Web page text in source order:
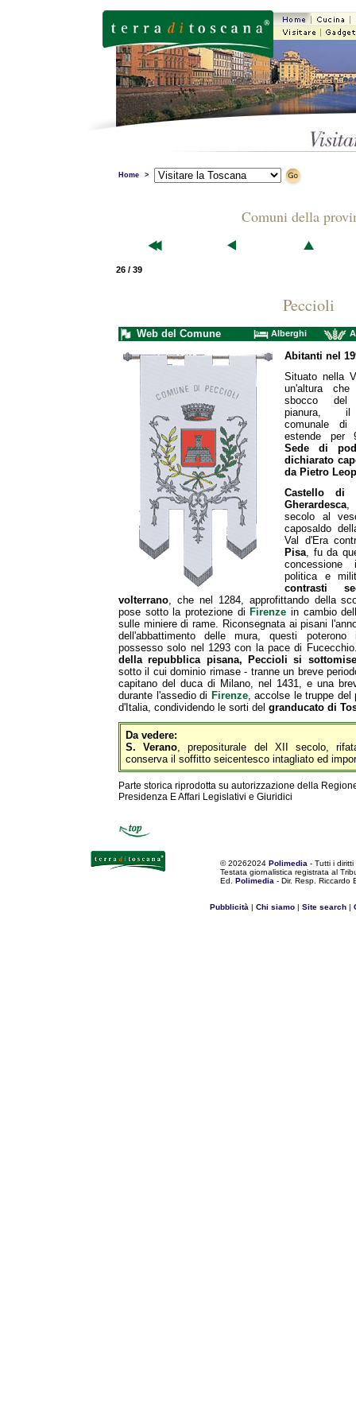
Home >
Comuni della
26 / 39
Peccioli
Web del Comune Alberghi
Abitanti nel
Situato nella
un'altura
sbocco
pianura, il
comunale di
estende per
Sede di
dichiarato
da Pietro
Castello di
Gherardesca,
secolo al
caposaldo
Val d'Era
Pisa, fu da
concessione
politica e
contrasti
volterrano, che nel 1284, approfittando della
pose sotto la protezione di Firenze in cambio
sulle miniere di rame. Riconsegnata ai pisani
dell'abbattimento delle mura, questi
possesso solo nel 1293 con la pace di
della repubblica pisana, Peccioli si
sotto il cui dominio rimase - tranne un breve
capitano del duca di Milano, nel 1431, e una
durante l'assedio di Firenze, accolse le truppe del
d'Italia, condividendo le sorti del granducato di
Da vedere:
S. Verano, prepositurale del XII secolo,
conserva il soffitto seicentesco intagliato ed
Parte storica riprodotta su autorizzazione della
Presidenza E Affari Legislativi e Giuridici
©20262024 Polimedia - Tutti i diritti
Testata giornalistica registrata al
Ed. Polimedia - Dir. Resp. Riccardo
Pubblicità | Chi siamo | Site search |